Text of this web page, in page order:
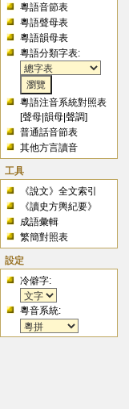
粵語音節表
粵語聲母表
粵語韻母表
粵語分類字表:
粵語注音系統對照表
[聲母 |韻母 |聲調]
普通話音節表
其他方言讀音
工具
《說文》全文索引
《讀史方輿紀要》
成語彙輯
繁簡對照表
設定
冷僻字:
粵音系統: